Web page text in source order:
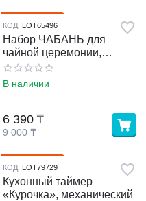
29%
КОД: LOT65496
Набор ЧАБАНЬ для
чайной церемонии,
поднос 27 х 18.5 х 4 см +
чахэ
В наличии
9 000 ₸
6 390 ₸
16%
КОД: LOT79729
Кухонный таймер
«Курочка», механический